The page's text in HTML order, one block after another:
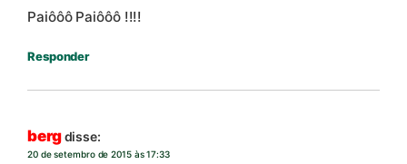
Paiôôô Paiôôô !!!!
Responder
bergdisse:
20 de setembro de 2015 às 17:33